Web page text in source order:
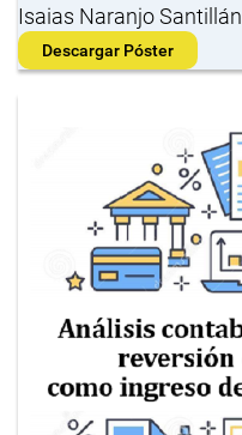
Isaias Naranjo Santillán
Descargar Póster